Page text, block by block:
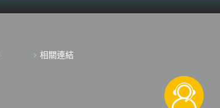
者禁用部分可選的功能與權限（如不
制定穩定且具透明性的APP審查程
序，以確保滿足實踐準則中資安與隱
相關連結